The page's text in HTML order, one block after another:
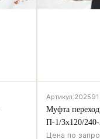
Артикул:202591
Муфта
П-1/3х120/
Цена по